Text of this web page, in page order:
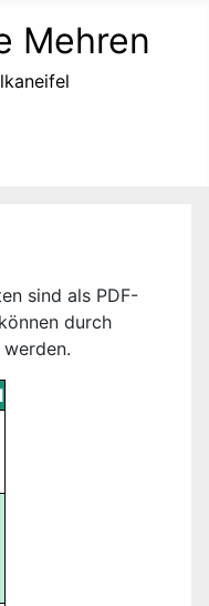
Mehren
sind als PDF-
durch